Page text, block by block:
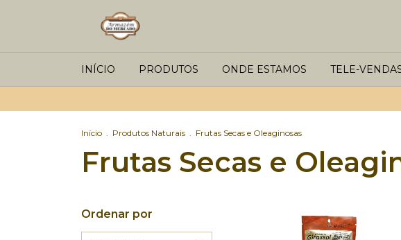
INÍCIO PRODUTOS ONDE ESTAMOS TELE-
Início . Produtos Naturais . Frutas Secas e Oleaginosas
Frutas Secas e
Ordenar por